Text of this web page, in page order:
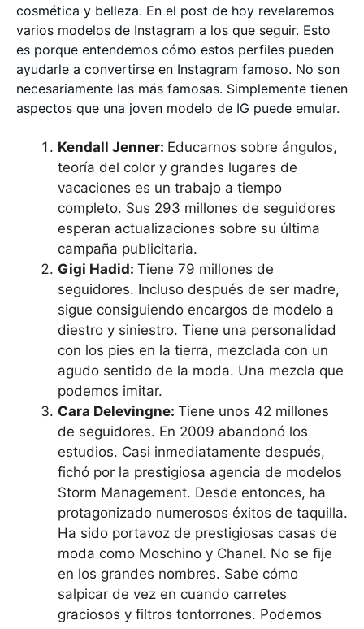
cosmética y belleza. En el post de hoy revelaremos
varios modelos de Instagram a los que seguir. Esto
es porque entendemos cómo estos perfiles pueden
ayudarle a convertirse en Instagram famoso. No son
necesariamente las más famosas. Simplemente tienen
aspectos que una joven modelo de IG puede emular.
Kendall Jenner: Educarnos sobre ángulos,
teoría del color y grandes lugares de
vacaciones es un trabajo a tiempo
completo. Sus 293 millones de seguidores
esperan actualizaciones sobre su última
campaña publicitaria.
Gigi Hadid: Tiene 79 millones de
seguidores. Incluso después de ser madre,
sigue consiguiendo encargos de modelo a
diestro y siniestro. Tiene una personalidad
con los pies en la tierra, mezclada con un
agudo sentido de la moda. Una mezcla que
podemos imitar.
Cara Delevingne: Tiene unos 42 millones
de seguidores. En 2009 abandonó los
estudios. Casi inmediatamente después,
fichó por la prestigiosa agencia de modelos
Storm Management. Desde entonces, ha
protagonizado numerosos éxitos de taquilla.
Ha sido portavoz de prestigiosas casas de
moda como Moschino y Chanel. No se fije
en los grandes nombres. Sabe cómo
salpicar de vez en cuando carretes
graciosos y filtros tontorrones. Podemos